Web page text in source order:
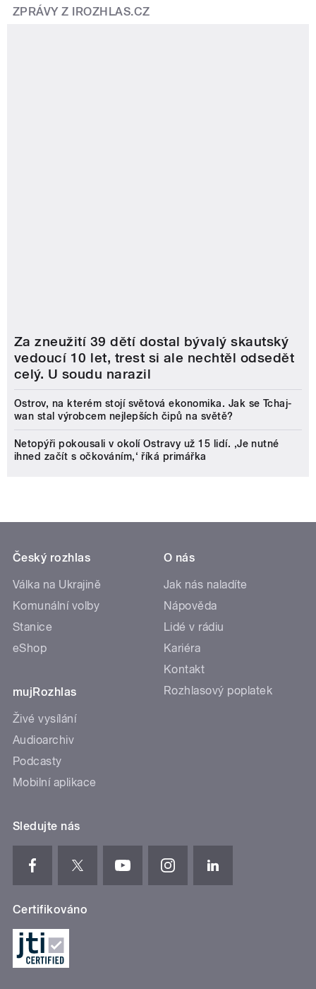
ZPRÁVY Z IROZHLAS.CZ
Za zneužití 39 dětí dostal bývalý skautský
vedoucí 10 let, trest si ale nechtěl odsedět
celý. U soudu narazil
Ostrov, na kterém stojí světová ekonomika. Jak se Tchaj-
wan stal výrobcem nejlepších čipů na světě?
Netopýři pokousali v okolí Ostravy už 15 lidí. ‚Je nutné
ihned začít s očkováním,‘ říká primářka
Český rozhlas
Válka na Ukrajině
Komunální volby
Stanice
eShop
mujRozhlas
Živé vysílání
Audioarchiv
Podcasty
Mobilní aplikace
O nás
Jak nás naladíte
Nápověda
Lidé v rádiu
Kariéra
Kontakt
Rozhlasový poplatek
Sledujte nás
Certifikováno